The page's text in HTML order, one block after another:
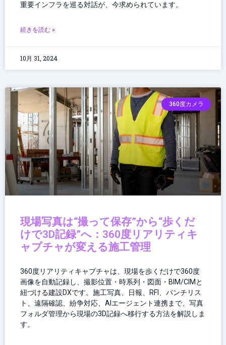
重要インフラを巡る対話が、今求められています。
続きを読む »
10月 31, 2024
360度カメラ
現場写真は“撮って保存”から“歩くだ
けで3D記録”へ：360度リアリティキ
ャプチャが変える施工管理
360度リアリティキャプチャは、現場を歩くだけで360度
画像を自動記録し、撮影位置・時系列・図面・BIM/CIMと
紐づける建設DXです。施工写真、日報、RFI、パンチリス
ト、遠隔確認、紛争対応、AIエージェント連携まで、写真
フォルダ管理から現場の3D記録へ移行する方法を解説しま
す。